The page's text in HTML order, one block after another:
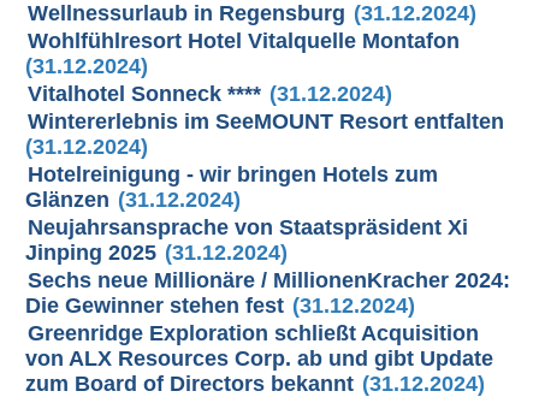
Wellnessurlaub in Regensburg (31.12.2024)
Wohlfühlresort Hotel Vitalquelle Montafon
(31.12.2024)
Vitalhotel Sonneck **** (31.12.2024)
Wintererlebnis im SeeMOUNT Resort entfalten
(31.12.2024)
Hotelreinigung - wir bringen Hotels zum
Glänzen (31.12.2024)
Neujahrsansprache von Staatspräsident Xi
Jinping 2025 (31.12.2024)
Sechs neue Millionäre / MillionenKracher 2024:
Die Gewinner stehen fest (31.12.2024)
Greenridge Exploration schließt Acquisition
von ALX Resources Corp. ab und gibt Update
zum Board of Directors bekannt (31.12.2024)